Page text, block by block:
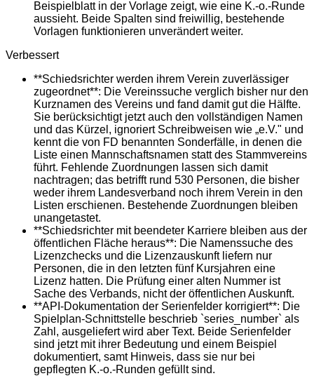
Beispielblatt in der Vorlage zeigt, wie eine K.-o.-Runde
aussieht. Beide Spalten sind freiwillig, bestehende
Vorlagen funktionieren unverändert weiter.
Verbessert
**Schiedsrichter werden ihrem Verein zuverlässiger
zugeordnet**: Die Vereinssuche verglich bisher nur den
Kurznamen des Vereins und fand damit gut die Hälfte.
Sie berücksichtigt jetzt auch den vollständigen Namen
und das Kürzel, ignoriert Schreibweisen wie „e.V." und
kennt die von FD benannten Sonderfälle, in denen die
Liste einen Mannschaftsnamen statt des Stammvereins
führt. Fehlende Zuordnungen lassen sich damit
nachtragen; das betrifft rund 530 Personen, die bisher
weder ihrem Landesverband noch ihrem Verein in den
Listen erschienen. Bestehende Zuordnungen bleiben
unangetastet.
**Schiedsrichter mit beendeter Karriere bleiben aus der
öffentlichen Fläche heraus**: Die Namenssuche des
Lizenzchecks und die Lizenzauskunft liefern nur
Personen, die in den letzten fünf Kursjahren eine
Lizenz hatten. Die Prüfung einer alten Nummer ist
Sache des Verbands, nicht der öffentlichen Auskunft.
**API-Dokumentation der Serienfelder korrigiert**: Die
Spielplan-Schnittstelle beschrieb `series_number` als
Zahl, ausgeliefert wird aber Text. Beide Serienfelder
sind jetzt mit ihrer Bedeutung und einem Beispiel
dokumentiert, samt Hinweis, dass sie nur bei
gepflegten K.-o.-Runden gefüllt sind.